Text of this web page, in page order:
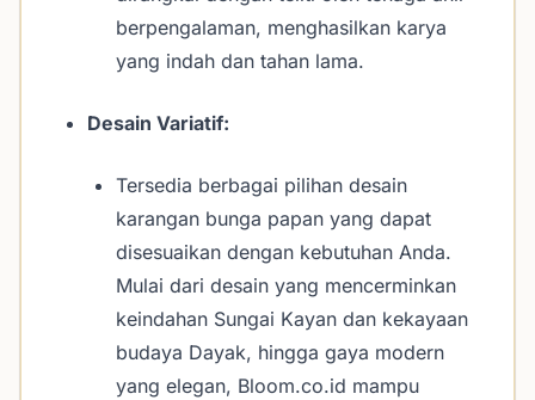
berpengalaman, menghasilkan karya
yang indah dan tahan lama.
Desain Variatif:
Tersedia berbagai pilihan desain
karangan bunga papan yang dapat
disesuaikan dengan kebutuhan Anda.
Mulai dari desain yang mencerminkan
keindahan Sungai Kayan dan kekayaan
budaya Dayak, hingga gaya modern
yang elegan, Bloom.co.id mampu